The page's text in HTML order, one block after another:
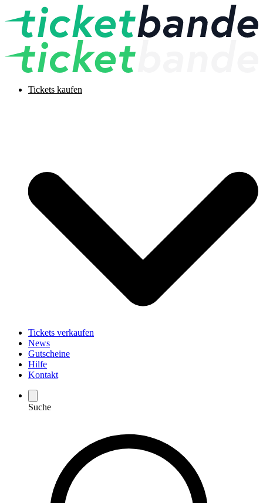
Tickets kaufen
Tickets verkaufen
News
Gutscheine
Hilfe
Kontakt
Suche